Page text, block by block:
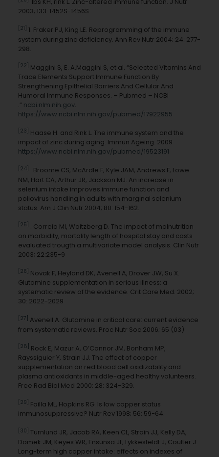
Ibs KH, rink L. Zinc-altered immune function. J Nutr
2003; 133: 1452S-1456S.
[21] 1. Fraker PJ, King LE. Reprogramming of the immune
system during zinc deficiency. Ann Rev Nutr 2004; 24: 277-
298.
[22] Maggini S, E. A.Maggini S, et al. “Selected Vitamins And
Trace Elements Support Immune Function By
Strengthening Epithelial Barriers And Cellular And
Humoral Immune Responses. – Pubmed – NCBI
.” ncbi.nlm.nih.gov.
https://www.ncbi.nlm.nih.gov/pubmed/17922955
[23] Haase H. and Rink L. The immune system and the
impact of zinc during aging. Immun Ageing. 2009
https://www.ncbi.nlm.nih.gov/pubmed/19523191
[24] . Broome CS, McArdle F, Kyle JAM, Andrews F, Lowe
NM, Hart CA, Arthur JR, Jackson MJ. An increase in
selenium intake improves immune function and
poliovirus handling in adults with marginal selenium
status. Am J Clin Nutr 2004; 80: 154-162.
[25] . Correia MI, Waitzberg D. The impact of malnutrition
on morbidity, mortality length of hospital stay and costs
evaluated trougth a multivariate model analysis. Clin Nutr
2003; 22:235-9
[26] Novak F, Heyland DK, Avenell A, Drover JW, Su X.
Glutamine supplementation in serious illness: a
systematic review of the evidence. Crit Care Med. 2002;
30: 2022-2029
[27] Avenell A. Glutamine in critical care: current evidence
from systematic reviews. Proc Nutr Soc 2006; 65 (03)
[28] Rock E, Mazur A, O’Connor JM, Bonham MP,
Rayssiguier Y, Strain JJ. The effect of copper
supplementation on red blood cell oxidizability and
plasma antioxidants in middle-aged healthy volunteers.
Free Rad Biol Med 2000: 28: 324-329.
[29] Failla ML, Hopkins RG. Is low copper status
immunosuppressive? Nutr Rev 1998; 56: 59-64.
[30] Turnlund JR, Jacob RA, Keen CL, Strain JJ, Kelly DA,
Domek JM, Keyes WR, Ensunsa JL, Lykkesfeldt J, Coulter J.
Long-term high copper intake: effects on indexes of